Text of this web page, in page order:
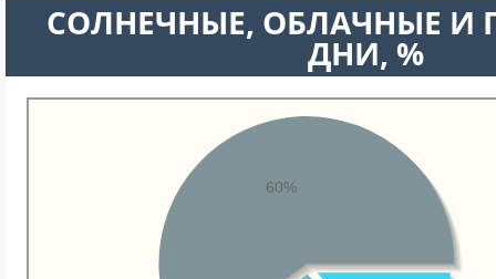
CОЛНЕЧНЫЕ, ОБЛАЧНЫЕ И
ДНИ, %
60%